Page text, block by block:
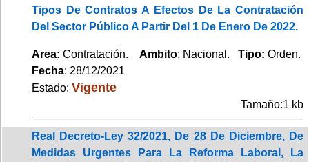
Tipos De Contratos A Efectos De La Contratación
Del Sector Público A Partir Del 1 De Enero De 2022.
Area: Contratación. Ambito: Nacional. Tipo: Orden.
Fecha: 28/12/2021
Estado: Vigente
Tamaño:1 kb
Real Decreto-Ley 32/2021, De 28 De Diciembre, De
Medidas Urgentes Para La Reforma Laboral, La